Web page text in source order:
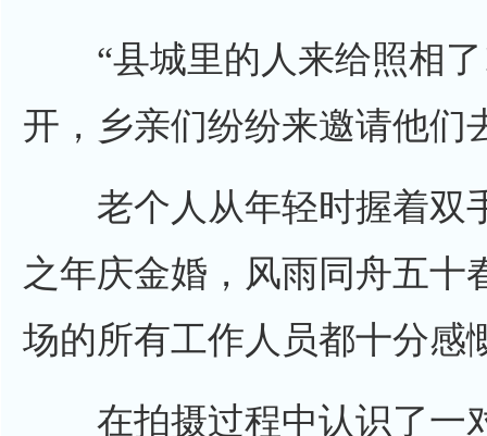
“县城里的人来给照相了
开，乡亲们纷纷来邀请他们
老个人从年轻时握着双
之年庆金婚，风雨同舟五十
场的所有工作人员都十分感
在拍摄过程中认识了一